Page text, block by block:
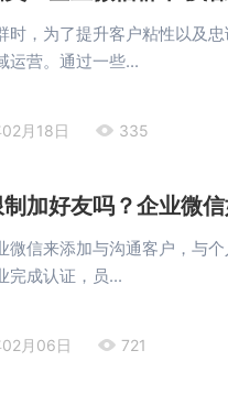
时，为了提升客户粘性以及
运营。通过一些...
月18日 335
加好友吗？企业微
微信来添加与沟通客户，与
完成认证，员...
月06日 721